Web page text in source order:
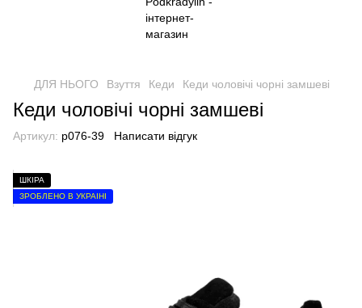
ДЛЯ НЬОГО Взуття Кеди Кеди чоловічі чорні замшеві
Кеди чоловічі чорні замшеві
Артикул: p076-39 Написати відгук
ШКІРА
ЗРОБЛЕНО В УКРАЇНІ